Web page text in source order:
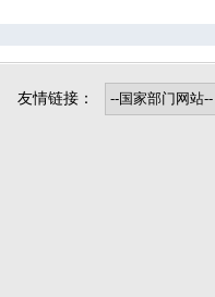
程委镇